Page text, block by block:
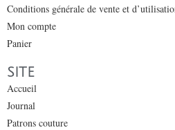
Conditions générale de vente et
Mon compte
Panier
SITE
Accueil
Journal
Patrons couture